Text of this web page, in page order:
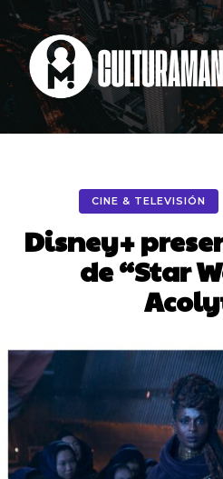
CINE & TELEVISIÓN
Disney+
de “Star